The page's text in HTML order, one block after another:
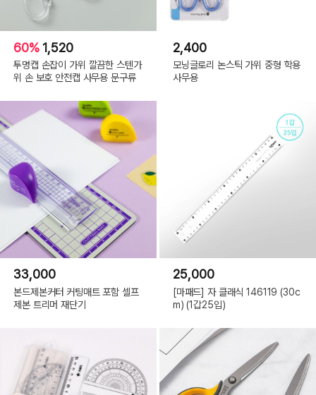
60% 1,520
투명캡 손잡이 가위 깔끔한 스텐가
위 손 보호 안전캡 사무용 문구류
2,400
모닝글로리 논스틱 가위 중형 학용
사무용
33,000
본드제본커터 커팅매트 포함 셀프
제본 트리머 재단기
25,000
[마패드] 자 클래식 146119 (30c
m) (1갑25입)